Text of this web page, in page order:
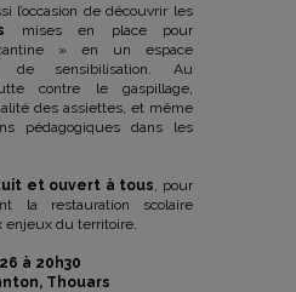
l’occasion de découvrir les
mises en place pour
» en un espace
de sensibilisation. Au
contre le gaspillage,
des assiettes, et même
pédagogiques dans les
et ouvert à tous, pour
la restauration scolaire
enjeux du territoire.
à 20h30
Thouars